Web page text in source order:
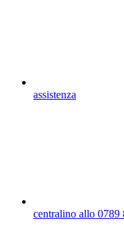
assistenza
centralino allo 0789